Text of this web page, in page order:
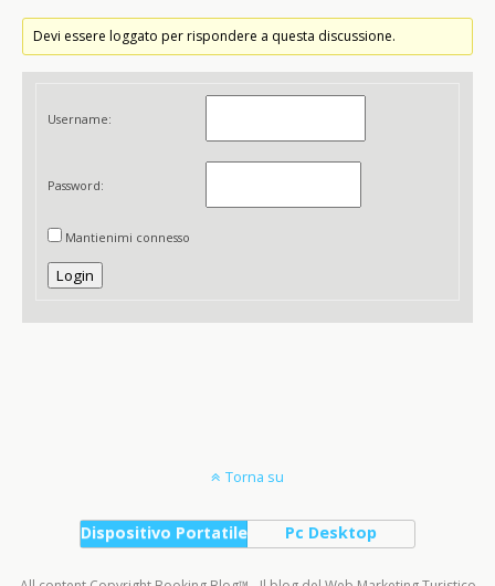
Devi essere loggato per rispondere a questa discussione.
Username:
Password:
Mantienimi connesso
Login
Torna su
Dispositivo Portatile Pc Desktop